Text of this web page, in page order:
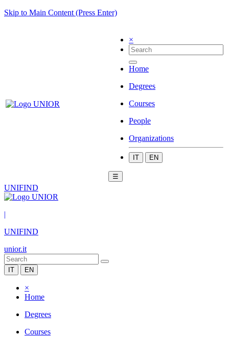
Skip to Main Content (Press Enter)
×
Home
Degrees
Courses
People
Organizations
IT EN
☰
UNIFIND
|
UNIFIND
unior.it
IT EN
×
Home
Degrees
Courses